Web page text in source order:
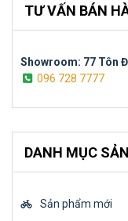
TƯ VẤN BÁN
Showroom: 77 Tôn
096 728 7777
DANH MỤC
Sản phẩm mới